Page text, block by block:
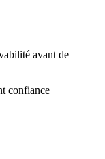
avant de
confiance